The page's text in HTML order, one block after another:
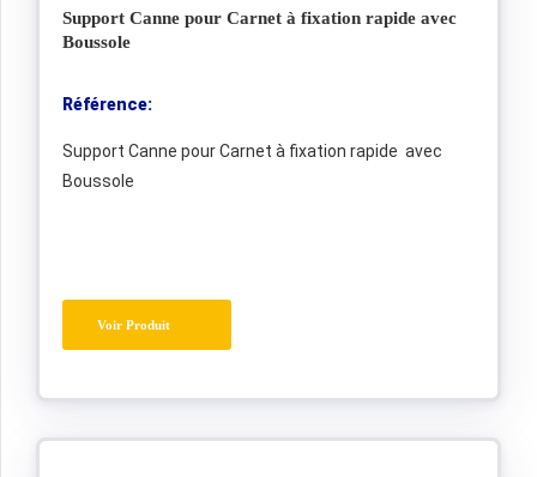
Support Canne pour Carnet à fixation rapide avec
Boussole
Référence:
Support Canne pour Carnet à fixation rapide avec
Boussole
Voir Produit